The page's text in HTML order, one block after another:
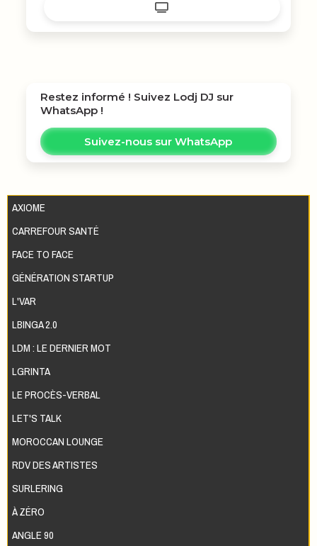
Restez informé ! Suivez Lodj DJ sur
WhatsApp !
Suivez-nous sur WhatsApp
AXIOME
CARREFOUR SANTÉ
FACE TO FACE
GÉNÉRATION STARTUP
L'VAR
LBINGA 2.0
LDM : LE DERNIER MOT
LGRINTA
LE PROCÈS-VERBAL
LET'S TALK
MOROCCAN LOUNGE
RDV DES ARTISTES
SURLERING
À ZÉRO
ANGLE 90